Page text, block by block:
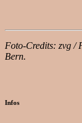
Foto-Credits: zvg /
Bern.
Infos